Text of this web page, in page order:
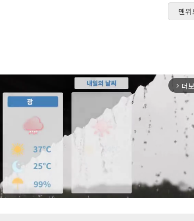
맨위
arrow_forward_ios 더